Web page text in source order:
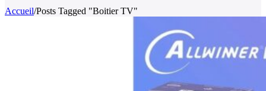
Accueil/Posts Tagged "Boitier TV"